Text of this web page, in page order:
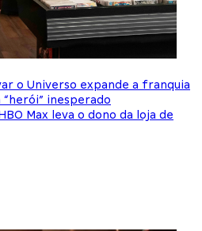
o Universo expande a franquia
inesperado
Max leva o dono da loja de